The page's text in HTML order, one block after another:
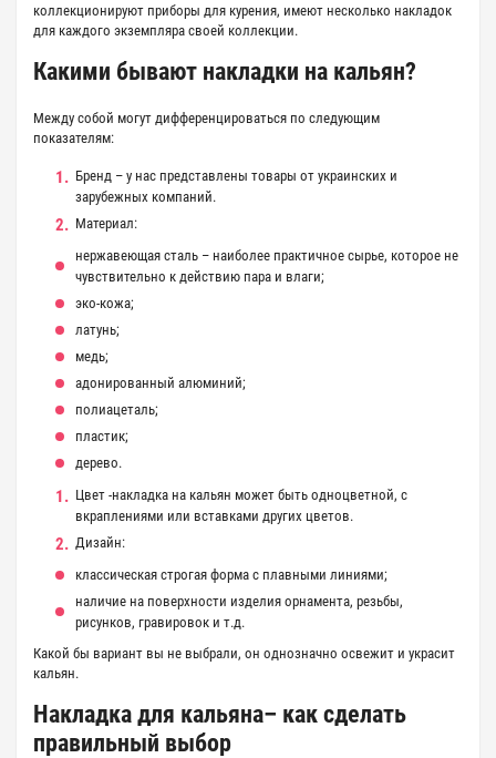
коллекционируют приборы для курения, имеют несколько накладок
для каждого экземпляра своей коллекции.
Какими бывают накладки на кальян?
Между собой могут дифференцироваться по следующим
показателям:
Бренд – у нас представлены товары от украинских и
зарубежных компаний.
Материал:
нержавеющая сталь – наиболее практичное сырье, которое не
чувствительно к действию пара и влаги;
эко-кожа;
латунь;
медь;
адонированный алюминий;
полиацеталь;
пластик;
дерево.
Цвет -накладка на кальян может быть одноцветной, с
вкраплениями или вставками других цветов.
Дизайн:
классическая строгая форма с плавными линиями;
наличие на поверхности изделия орнамента, резьбы,
рисунков, гравировок и т.д.
Какой бы вариант вы не выбрали, он однозначно освежит и украсит
кальян.
Накладка для кальяна– как сделать
правильный выбор